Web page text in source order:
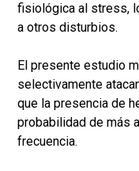
fisiológica al stress,
a otros disturbios.
El presente estudio
selectivamente
que la presencia de
probabilidad de más
frecuencia.